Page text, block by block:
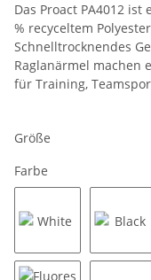
Das Proact PA4012
% recyceltem
Schnelltrocknendes
Raglanärmel machen
für Training,
Größe
Farbe
White